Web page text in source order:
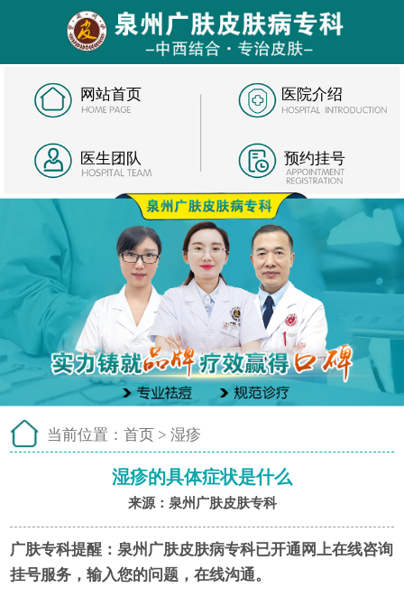
网站首页 医院介绍
医生团队 预约挂号
当前位置： 首页 > 湿疹
湿疹的具体症状是什么
来源：泉州广肤皮肤专科
广肤专科提醒： 泉州广肤皮肤病专科已开通网上在线咨询
挂号服务，输入您的问题，在线沟通。